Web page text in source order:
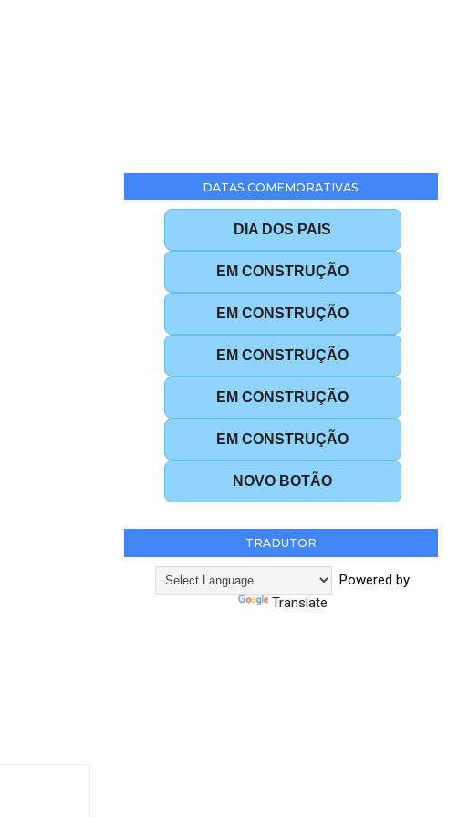
DATAS COMEMORATIVAS
DIA DOS PAIS
EM CONSTRUÇÃO
EM CONSTRUÇÃO
EM CONSTRUÇÃO
EM CONSTRUÇÃO
EM CONSTRUÇÃO
NOVO BOTÃO
TRADUTOR
Powered by
Translate